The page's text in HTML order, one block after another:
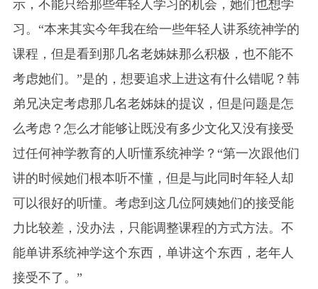
示，不能只给那些年轻人学习的机会，她们也想学
习。“本来其实今年我在给一些年轻人讲系统神学的
课程，但是看到那几名老姊妹那么积极，也不能不
考虑她们。”是的，想要追求上进这有什么错呢？韩
弟兄决定考虑那几名老姊妹的提议，但是问题是怎
么考虑？怎么才能够让既没有多少文化又没有接受
过任何神学教育的人听懂系统神学？“第一次跟他们
讲的时候她们根本听不懂，但是与此同时年轻人却
可以很好的听懂。考虑到这几位阿姨她们的接受能
力比较差，没办法，只能调整课程的方式方法。不
能单讲系统神学这个东西，单讲这个东西，老年人
接受不了。”